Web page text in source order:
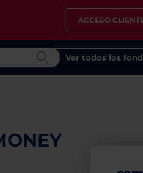
ACCESO
Ver todos los